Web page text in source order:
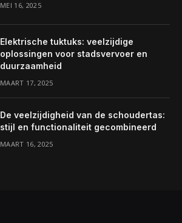
MEI 16, 2025
Elektrische tuktuks: veelzijdige
oplossingen voor stadsvervoer en
duurzaamheid
MAART 17, 2025
De veelzijdigheid van de schoudertas:
stijl en functionaliteit gecombineerd
MAART 16, 2025